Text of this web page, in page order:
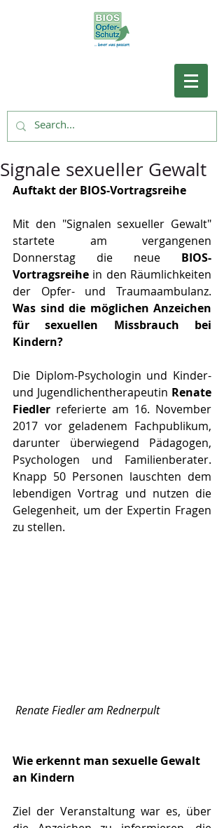
Signale sexueller Gewalt
Auftakt der BIOS-Vortragsreihe
Mit den "Signalen sexueller Gewalt"
startete  am  vergangenen
Donnerstag die neue BIOS-
Vortragsreihe in den Räumlichkeiten
Was sind die möglichen Anzeichen
für sexuellen Missbrauch bei
Kindern?
Die Diplom-Psychologin und Kinder-
und Jugendlichentherapeutin Renate
Fiedler referierte am 16. November
2017 vor geladenem Fachpublikum,
darunter überwiegend Pädagogen,
Psychologen und Familienberater.
Knapp 50 Personen lauschten dem
lebendigen Vortrag und nutzen die
Gelegenheit, um der Expertin Fragen
zu stellen.
Renate Fiedler am Rednerpult
Wie erkennt man sexuelle Gewalt
an Kindern
Ziel der Veranstaltung war es, über